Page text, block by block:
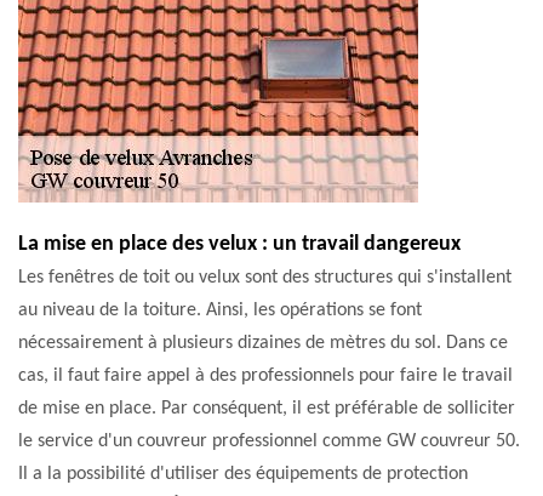
La mise en place des velux : un travail dangereux
Les fenêtres de toit ou velux sont des structures qui s'installent
au niveau de la toiture. Ainsi, les opérations se font
nécessairement à plusieurs dizaines de mètres du sol. Dans ce
cas, il faut faire appel à des professionnels pour faire le travail
de mise en place. Par conséquent, il est préférable de solliciter
le service d'un couvreur professionnel comme GW couvreur 50.
Il a la possibilité d'utiliser des équipements de protection